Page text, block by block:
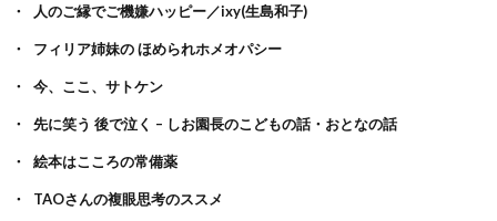
人のご縁でご機嫌ハッピー／ixy(生島和子)
フィリア姉妹の ほめられホメオパシー
今、ここ、サトケン
先に笑う 後で泣く – しお園長のこどもの話・おとなの話
絵本はこころの常備薬
TAOさんの複眼思考のススメ